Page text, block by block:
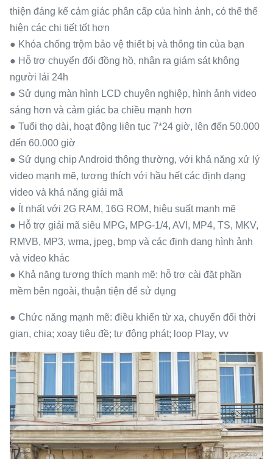
thiện đáng kể cảm giác phân cấp của hình ảnh, có thể thể
hiện các chi tiết tốt hơn
● Khóa chống trộm bảo vệ thiết bị và thông tin của bạn
● Hỗ trợ chuyển đổi đồng hồ, nhận ra giám sát không
người lái 24h
● Sử dụng màn hình LCD chuyên nghiệp, hình ảnh video
sáng hơn và cảm giác ba chiều mạnh hơn
● Tuổi thọ dài, hoạt động liên tục 7*24 giờ, lên đến 50.000
đến 60.000 giờ
● Sử dụng chip Android thông thường, với khả năng xử lý
video mạnh mẽ, tương thích với hầu hết các định dạng
video và khả năng giải mã
● Ít nhất với 2G RAM, 16G ROM, hiệu suất mạnh mẽ
● Hỗ trợ giải mã siêu MPG, MPG-1/4, AVI, MP4, TS, MKV,
RMVB, MP3, wma, jpeg, bmp và các định dạng hình ảnh
và video khác
● Khả năng tương thích mạnh mẽ: hỗ trợ cài đặt phần
mềm bên ngoài, thuận tiện để sử dụng
● Chức năng mạnh mẽ: điều khiển từ xa, chuyển đổi thời
gian, chia; xoay tiêu đề; tự động phát; loop Play, vv